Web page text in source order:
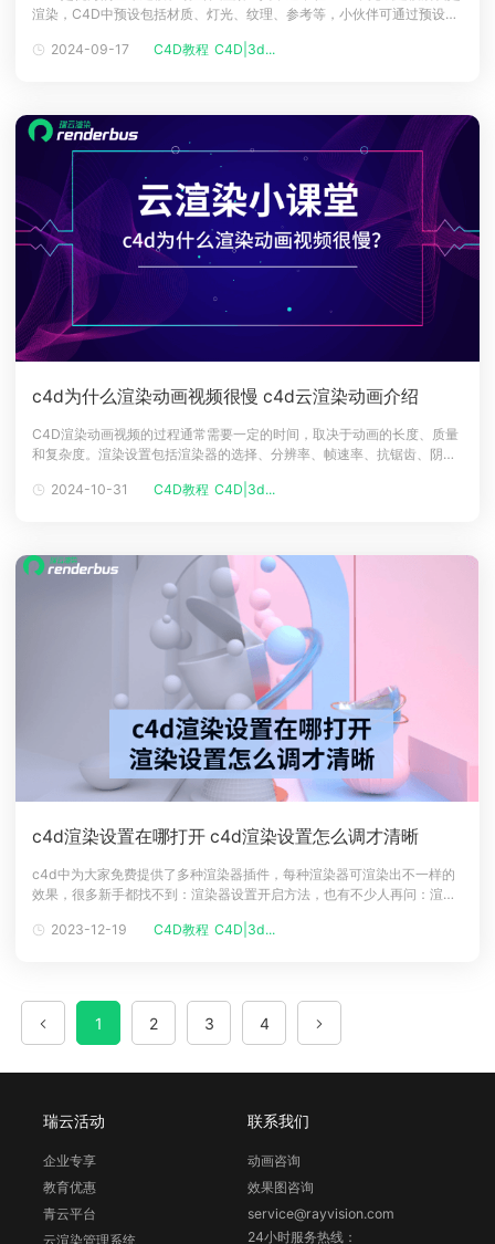
渲染，C4D中预设包括材质、灯光、纹理、参考等，小伙伴可通过预设功
中的具体应用把！2024c4d预设安装方法1、下载好的需要安装到C4D的
2024-09-17 C4D教程 C4D|3d...
c4d为什么渲染动画视频很慢 c4d云渲染动画介绍
C4D渲染动画视频的过程通常需要一定的时间，取决于动画的长度、质量
和复杂度。渲染设置包括渲染器的选择、分辨率、帧速率、抗锯齿、阴
率、音频等参数。C4D渲染动画视频为什么很慢？这会给用户带来什么困
2024-10-31 C4D教程 C4D|3d...
c4d渲染设置在哪打开 c4d渲染设置怎么调才清晰
c4d中为大家免费提供了多种渲染器插件，每种渲染器可渲染出不一样的
效果，很多新手都找不到：渲染器设置开启方法，也有不少人再问：渲染
c4d渲染设置在哪打开1、登录到C4D的编辑器中，选择顶部【编辑】，
2023-12-19 C4D教程 C4D|3d...
1 2 3 4
瑞云活动
企业专享
教育优惠
青云平台
云渲染管理系统
联系我们
动画咨询
效果图咨询
service@rayvision.com
24小时服务热线：